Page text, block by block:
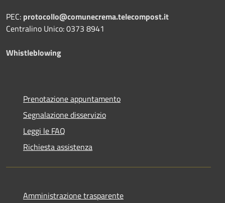
PEC: protocollo@comunecrema.telecompost.it
Centralino Unico: 0373 8941
Whistleblowing
Prenotazione appuntamento
Segnalazione disservizio
Leggi le FAQ
Richiesta assistenza
Amministrazione trasparente